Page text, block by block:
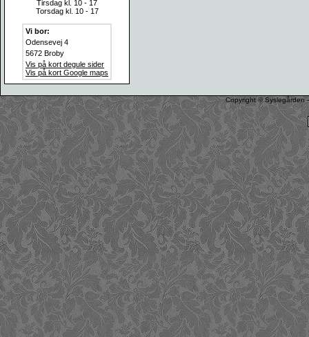
Tirsdag kl. 10 - 17
Torsdag kl. 10 - 17
Vi bor:
Odensevej 4
5672 Broby
Vis på kort degule sider
Vis på kort Google maps
Copyright © Syslegården